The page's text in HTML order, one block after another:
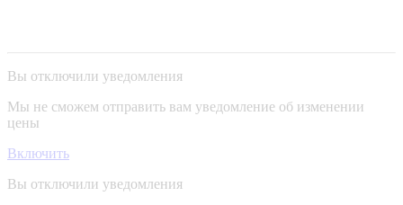
Вы отключили уведомления
Мы не сможем отправить вам уведомление об изменении
цены
Включить
Вы отключили уведомления